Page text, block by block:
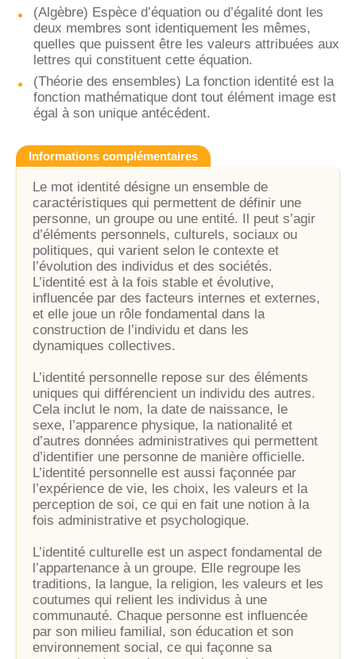
(Algèbre) Espèce d’équation ou d’égalité dont les
deux membres sont identiquement les mêmes,
quelles que puissent être les valeurs attribuées aux
lettres qui constituent cette équation.
(Théorie des ensembles) La fonction identité est la
fonction mathématique dont tout élément image est
égal à son unique antécédent.
Informations complémentaires
Le mot identité désigne un ensemble de
caractéristiques qui permettent de définir une
personne, un groupe ou une entité. Il peut s’agir
d’éléments personnels, culturels, sociaux ou
politiques, qui varient selon le contexte et
l’évolution des individus et des sociétés.
L’identité est à la fois stable et évolutive,
influencée par des facteurs internes et externes,
et elle joue un rôle fondamental dans la
construction de l’individu et dans les
dynamiques collectives.
L’identité personnelle repose sur des éléments
uniques qui différencient un individu des autres.
Cela inclut le nom, la date de naissance, le
sexe, l’apparence physique, la nationalité et
d’autres données administratives qui permettent
d’identifier une personne de manière officielle.
L’identité personnelle est aussi façonnée par
l’expérience de vie, les choix, les valeurs et la
perception de soi, ce qui en fait une notion à la
fois administrative et psychologique.
L’identité culturelle est un aspect fondamental de
l’appartenance à un groupe. Elle regroupe les
traditions, la langue, la religion, les valeurs et les
coutumes qui relient les individus à une
communauté. Chaque personne est influencée
par son milieu familial, son éducation et son
environnement social, ce qui façonne sa